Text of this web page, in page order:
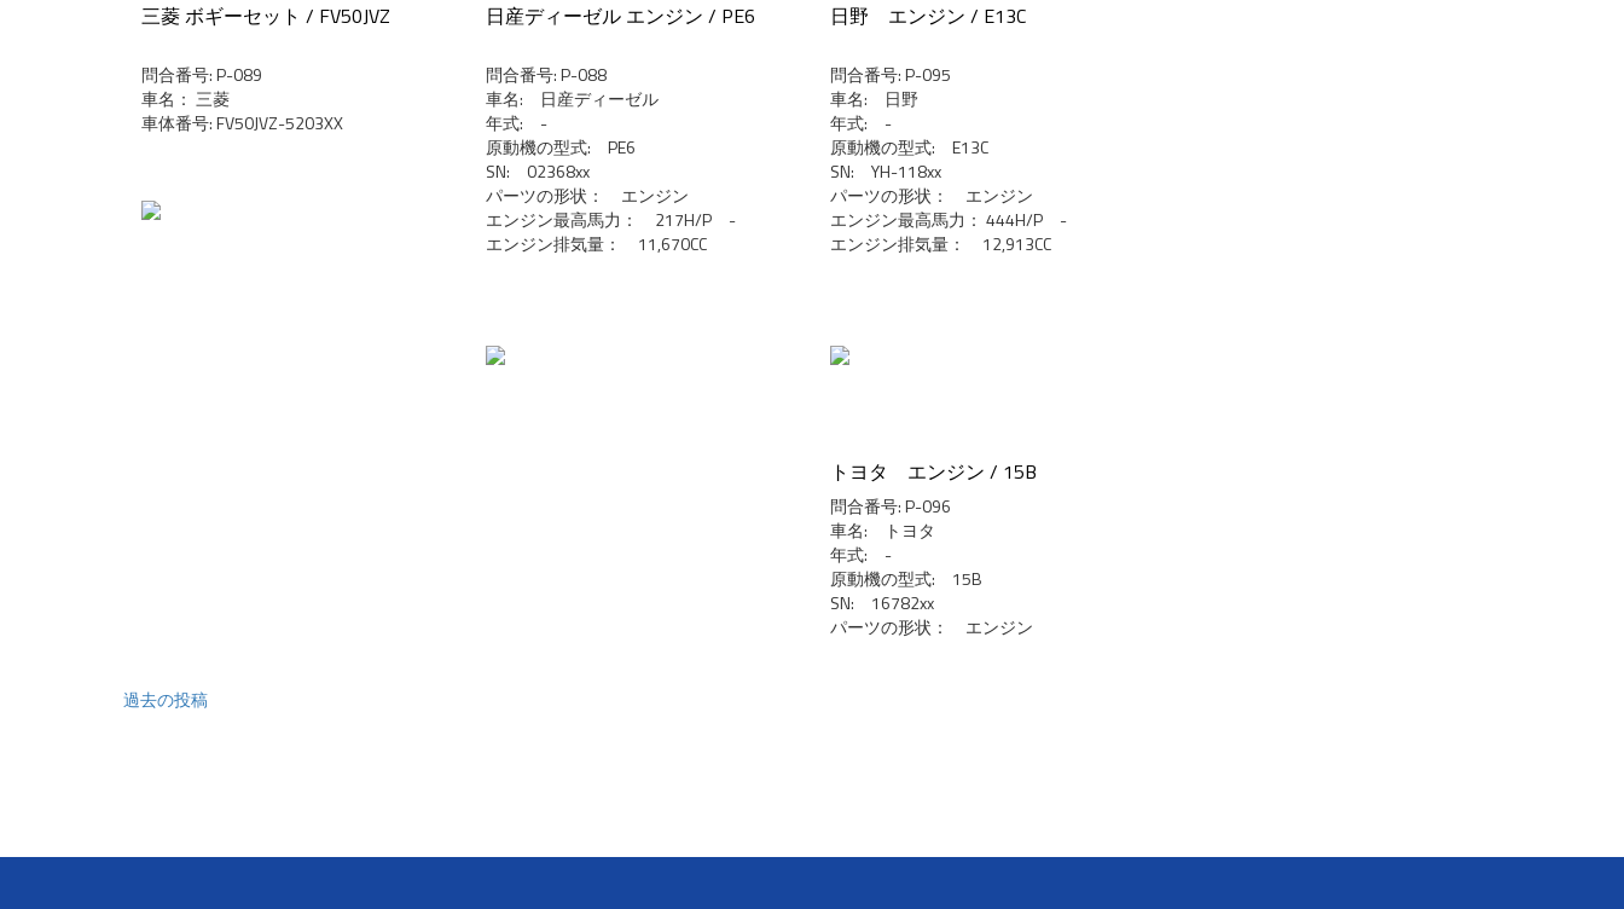
三菱 ボギーセット / FV50JVZ
問合番号: P-089
車名： 三菱
車体番号: FV50JVZ-5203XX
日産ディーゼル エンジン / PE6
問合番号: P-088
車名: 日産ディーゼル
年式: -
原動機の型式: PE6
SN: 02368xx
パーツの形状： エンジン
エンジン最高馬力： 217H/P -
エンジン排気量： 11,670CC
日野 エンジン / E13C
問合番号: P-095
車名: 日野
年式: -
原動機の型式: E13C
SN: YH-118xx
パーツの形状： エンジン
エンジン最高馬力： 444H/P -
エンジン排気量： 12,913CC
トヨタ エンジン / 15B
問合番号: P-096
車名: トヨタ
年式: -
原動機の型式: 15B
SN: 16782xx
パーツの形状： エンジン
過去の投稿